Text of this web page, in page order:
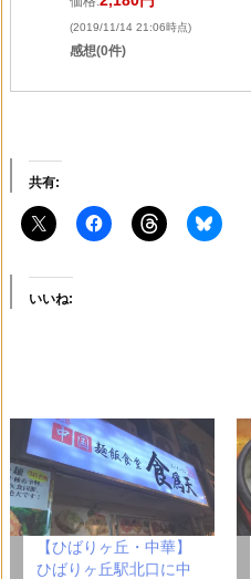
(2019/11/14 21:06時点)
感想(0件)
共有:
いいね:
【ひばりヶ丘・中華】
ひばりヶ丘駅北口に中